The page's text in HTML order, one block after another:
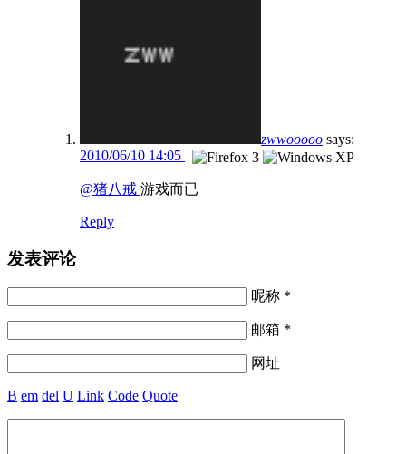
zwwooooo says:
2010/06/10 14:05
@猪八戒 游戏而已
Reply
发表评论
昵称 *
邮箱 *
网址
B em del U Link Code Quote